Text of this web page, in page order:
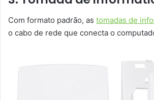
Com formato padrão, as tomadas de
o cabo de rede que conecta o